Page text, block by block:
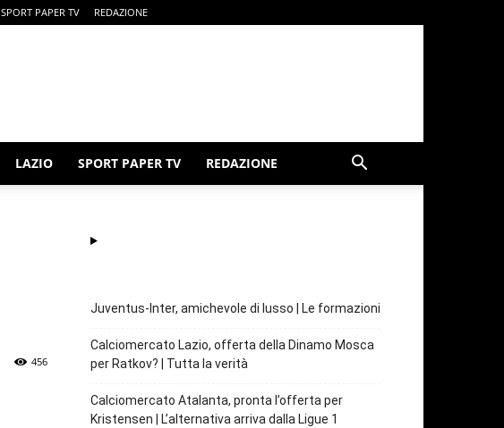
SPORT PAPER TV REDAZIONE
LAZIO SPORT PAPER TV REDAZIONE
456
Juventus-Inter, amichevole di lusso | Le formazioni
Calciomercato Lazio, offerta della Dinamo Mosca
per Ratkov? | Tutta la verità
Calciomercato Atalanta, pronta l’offerta per
Kristensen | L’alternativa arriva dalla Ligue 1